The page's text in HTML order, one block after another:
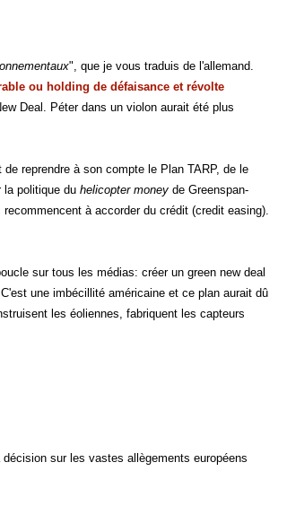
", que je vous traduis de l'allemand.
ou holding de défaisance et révolte
Deal. Péter dans un violon aurait été plus
reprendre à son compte le Plan TARP, de le
la politique du helicopter money de Greenspan-
à accorder du crédit (credit easing).
sur tous les médias: créer un green new deal
une imbécillité américaine et ce plan aurait dû
les éoliennes, fabriquent les capteurs
sur les vastes allègements européens